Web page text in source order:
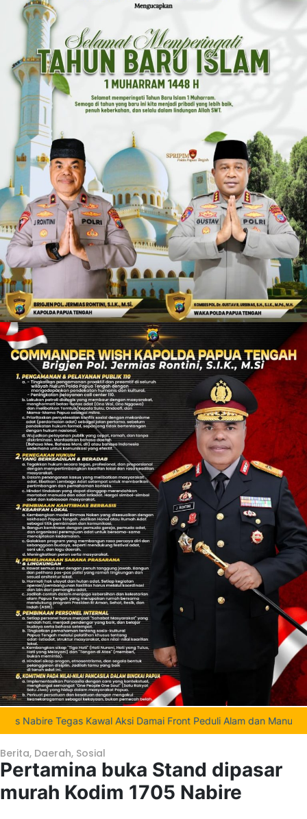
Tegas Kawal Aksi Damai Front Peduli Alam dan Manusia Mee
Berita, Daerah, Sosial
Pertamina buka Stand dipasar
murah Kodim 1705 Nabire